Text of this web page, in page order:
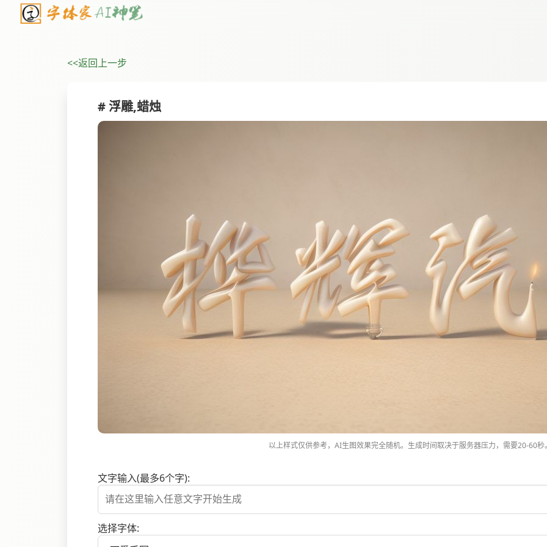
<<返回上一步
# 浮雕,蜡烛
以上样式仅供参考，AI生图效果完全随机。生成时间取决于服务器压力，需要20-60秒
文字输入(最多6个字):
选择字体: